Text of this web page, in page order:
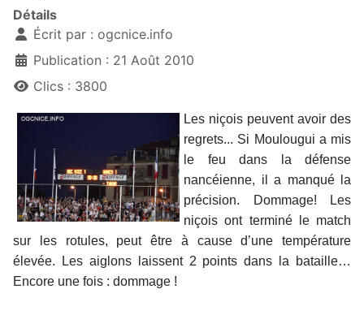
Détails
Écrit par : ogcnice.info
Publication : 21 Août 2010
Clics : 3800
Les niçois peuvent avoir des
regrets... Si Moulougui a mis
le feu dans la défense
nancéienne, il a manqué la
précision. Dommage! Les
niçois ont terminé le match
sur les rotules, peut être à cause d’une température
élevée. Les aiglons laissent 2 points dans la bataille…
Encore une fois : dommage !